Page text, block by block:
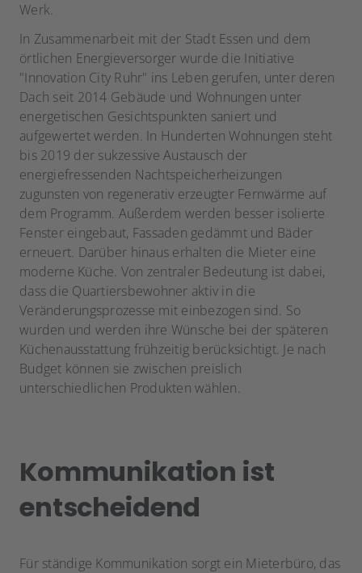
Werk.
In Zusammenarbeit mit der Stadt Essen und dem
örtlichen Energieversorger wurde die Initiative
"Innovation City Ruhr" ins Leben gerufen, unter deren
Dach seit 2014 Gebäude und Wohnungen unter
energetischen Gesichtspunkten saniert und
aufgewertet werden. In Hunderten Wohnungen steht
bis 2019 der sukzessive Austausch der
energiefressenden Nachtspeicherheizungen
zugunsten von regenerativ erzeugter Fernwärme auf
dem Programm. Außerdem werden besser isolierte
Fenster eingebaut, Fassaden gedämmt und Bäder
erneuert. Darüber hinaus erhalten die Mieter eine
moderne Küche. Von zentraler Bedeutung ist dabei,
dass die Quartiersbewohner aktiv in die
Veränderungsprozesse mit einbezogen sind. So
wurden und werden ihre Wünsche bei der späteren
Küchenausstattung frühzeitig berücksichtigt. Je nach
Budget können sie zwischen preislich
unterschiedlichen Produkten wählen.
Kommunikation ist
entscheidend
Für ständige Kommunikation sorgt ein Mieterbüro, das